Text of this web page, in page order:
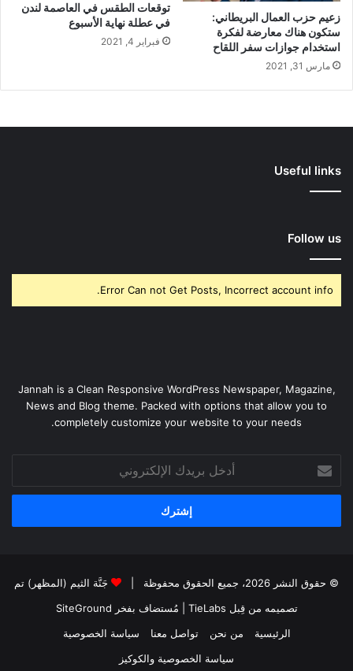
زعيم حزب العمال البريطاني:
ستكون هناك معارضة لفكرة
استخدام جوازات سفر اللقاح
مارس 31, 2021
توقعات الطقس في العاصمة لندن
في عطلة نهاية الأسبوع
فبراير 4, 2021
Useful links
Follow us
Error Can not Get Posts, Incorrect account info.
Jannah is a Clean Responsive WordPress Newspaper, Magazine,
News and Blog theme. Packed with options that allow you to
completely customize your website to your needs.
بريدك
الإلكتروني
© حقوق النشر 2026، جميع الحقوق محفوظة |
جَنَّة الثيم (المظهر) تم
تصميمه من قِبل TieLabs
| مُستضاف بفخر SiteGround
الرئيسية
من نحن تواصل معنا
سياسة الخصوصية
سياسة الخصوصية والكوكيز